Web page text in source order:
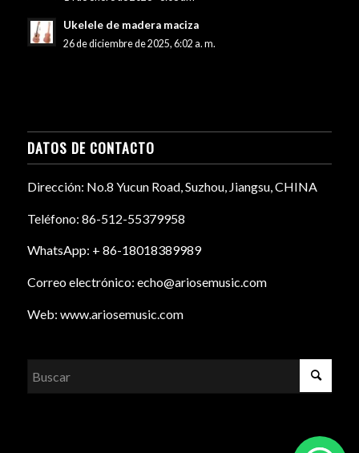
Ukelele de madera maciza
26 de diciembre de 2025, 6:02 a. m.
DATOS DE CONTACTO
Dirección: No.8 Yucun Road, Suzhou, Jiangsu, CHINA
Teléfono: 86-512-55379958
WhatsApp: + 86-18018389989
Correo electrónico: echo@ariosemusic.com
Web: www.ariosemusic.com